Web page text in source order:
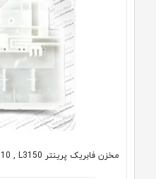
مخزن فابریک پرینتر Epson Ink supply tank L1110 , L3150